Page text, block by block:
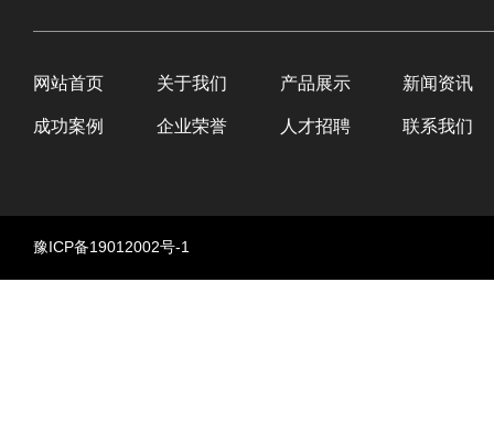
网站首页 关于我们 产品展示 新闻资讯
成功案例 企业荣誉 人才招聘 联系我们
豫ICP备19012002号-1